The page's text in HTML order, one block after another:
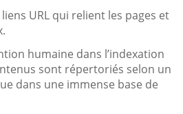
URL qui relient les pages et
humaine dans l’indexation
sont répertoriés selon un
dans une immense base de